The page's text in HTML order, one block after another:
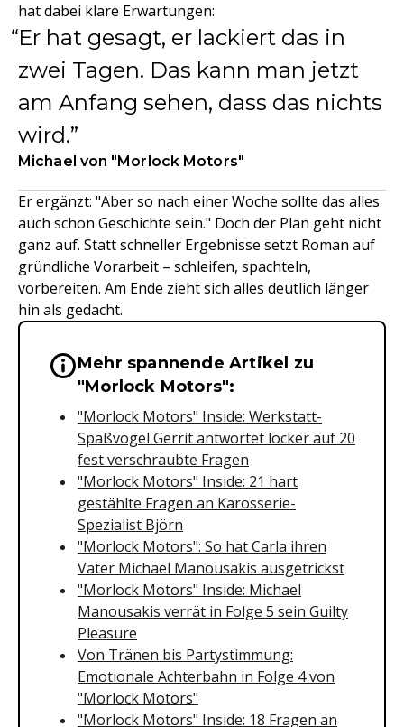
hat dabei klare Erwartungen:
Er hat gesagt, er lackiert das in
zwei Tagen. Das kann man jetzt
am Anfang sehen, dass das nichts
wird.
Michael von "Morlock Motors"
Er ergänzt: "Aber so nach einer Woche sollte das alles
auch schon Geschichte sein." Doch der Plan geht nicht
ganz auf. Statt schneller Ergebnisse setzt Roman auf
gründliche Vorarbeit – schleifen, spachteln,
vorbereiten. Am Ende zieht sich alles deutlich länger
hin als gedacht.
Wichtige Hinweise &
Mehr spannende Artikel zu
"Morlock Motors":
"Morlock Motors" Inside: Werkstatt-
Spaßvogel Gerrit antwortet locker auf 20
fest verschraubte Fragen
"Morlock Motors" Inside: 21 hart
gestählte Fragen an Karosserie-
Spezialist Björn
"Morlock Motors": So hat Carla ihren
Vater Michael Manousakis ausgetrickst
"Morlock Motors" Inside: Michael
Manousakis verrät in Folge 5 sein Guilty
Pleasure
Von Tränen bis Partystimmung:
Emotionale Achterbahn in Folge 4 von
"Morlock Motors"
"Morlock Motors" Inside: 18 Fragen an